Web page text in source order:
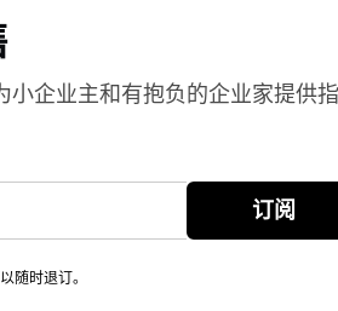
小企业主和有抱负的企业家提供
订阅
随时退订。